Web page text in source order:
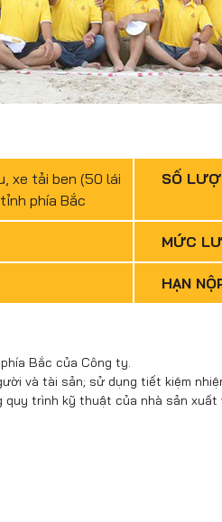
xe tải ben (50 lái
phía Bắc
SỐ
MỨC
HẠN
Bắc của Công ty.
và tài sản; sử dụng tiết kiệm
trình kỹ thuật của nhà sản xuất